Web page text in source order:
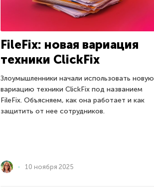
FileFix: новая вариация
техники ClickFix
Злоумышленники начали использовать новую
вариацию техники ClickFix под названием
FileFix. Объясняем, как она работает и как
защитить от нее сотрудников.
10 ноября 2025